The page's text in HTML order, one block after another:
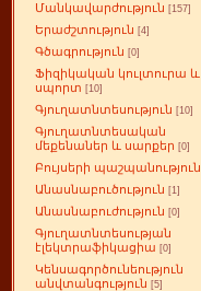
Մանկավարժություն [157]
Երաժշտություն [4]
Գծագրություն [0]
Ֆիզիկական կուլտուրա և
սպորտ [10]
Գյուղատնտեսություն [10]
Գյուղատնտեսական
մեքենաներ և սարքեր [0]
Բույսերի պաշպանություն
Անասնաբուծություն [1]
Անասնաբուժություն [0]
Գյուղատնտեսության
էլեկտրաֆիկացիա [0]
Կենսագործունեություն
անվտանգություն [5]